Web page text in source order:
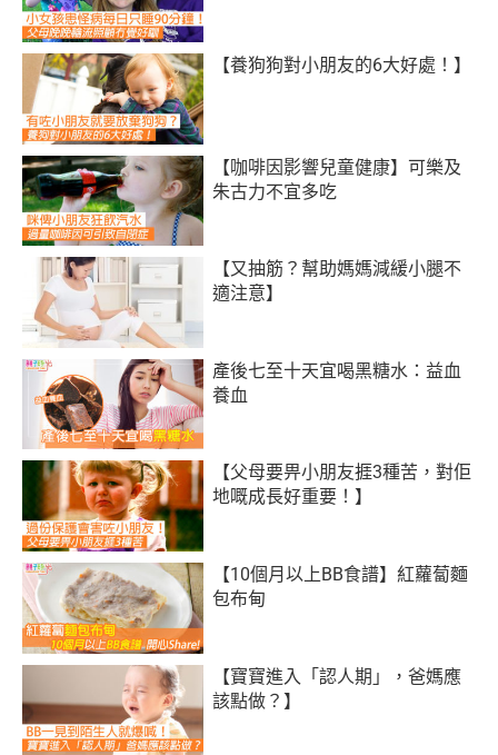
【養狗狗對小朋友的6大好處！】
【咖啡因影響兒童健康】可樂及
朱古力不宜多吃
【又抽筋？幫助媽媽減緩小腿不
適注意】
產後七至十天宜喝黑糖水：益血
養血
【父母要畀小朋友捱3種苦，對佢
地嘅成長好重要！】
【10個月以上BB食譜】紅蘿蔔麵
包布甸
【寶寶進入「認人期」，爸媽應
該點做？】